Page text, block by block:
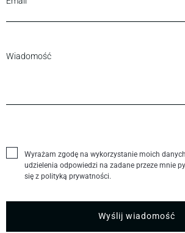
Wyrażam zgodę na wykorzystanie moich
udzielenia odpowiedzi na zadane przeze mnie
się z polityką prywatności.